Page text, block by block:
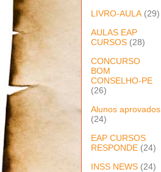
LIVRO-AULA (29)
AULAS EAP
CURSOS (28)
CONCURSO
BOM
CONSELHO-PE
(26)
Alunos aprovados
(24)
EAP CURSOS
RESPONDE (24)
INSS NEWS (24)